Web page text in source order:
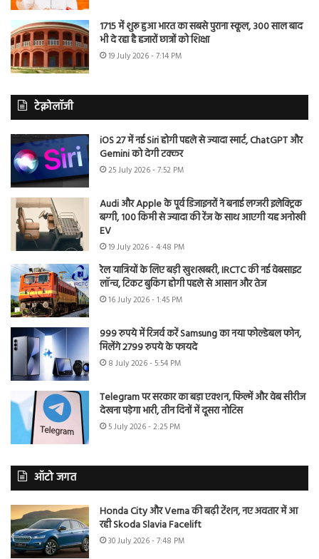
1715 में शुरू हुआ भारत का सबसे पुराना स्कूल, 300 साल बाद
भी दे रहा है हजारों छात्रों को शिक्षा
19 July 2026 - 7:14 PM
टेक्नोलॉजी
iOS 27 में नई Siri होगी पहले से ज्यादा स्मार्ट, ChatGPT और
Gemini को देगी टक्कर
25 July 2026 - 7:52 PM
Audi और Apple के पूर्व डिजाइनरों ने बनाई लग्जरी इलेक्ट्रिक
बग्गी, 100 किमी से ज्यादा की रेंज के साथ आएगी यह अनोखी
EV
19 July 2026 - 4:48 PM
रेल यात्रियों के लिए बड़ी खुशखबरी, IRCTC की नई वेबसाइट
लॉन्च, टिकट बुकिंग होगी पहले से आसान और तेज
16 July 2026 - 1:45 PM
999 रुपये में रिजर्व करें Samsung का नया फोल्डेबल फोन,
मिलेंगे 2799 रुपये के फायदे
8 July 2026 - 5:54 PM
Telegram पर सरकार का बड़ा एक्शन, फिल्में और वेब सीरीज
देखना पड़ेगा भारी, तीन दिनों में दूसरा नोटिस
5 July 2026 - 2:25 PM
ऑटो जगत
Honda City और Verna की बढ़ी टेंशन, नए अवतार में आ
रही Skoda Slavia Facelift
30 July 2026 - 7:48 PM